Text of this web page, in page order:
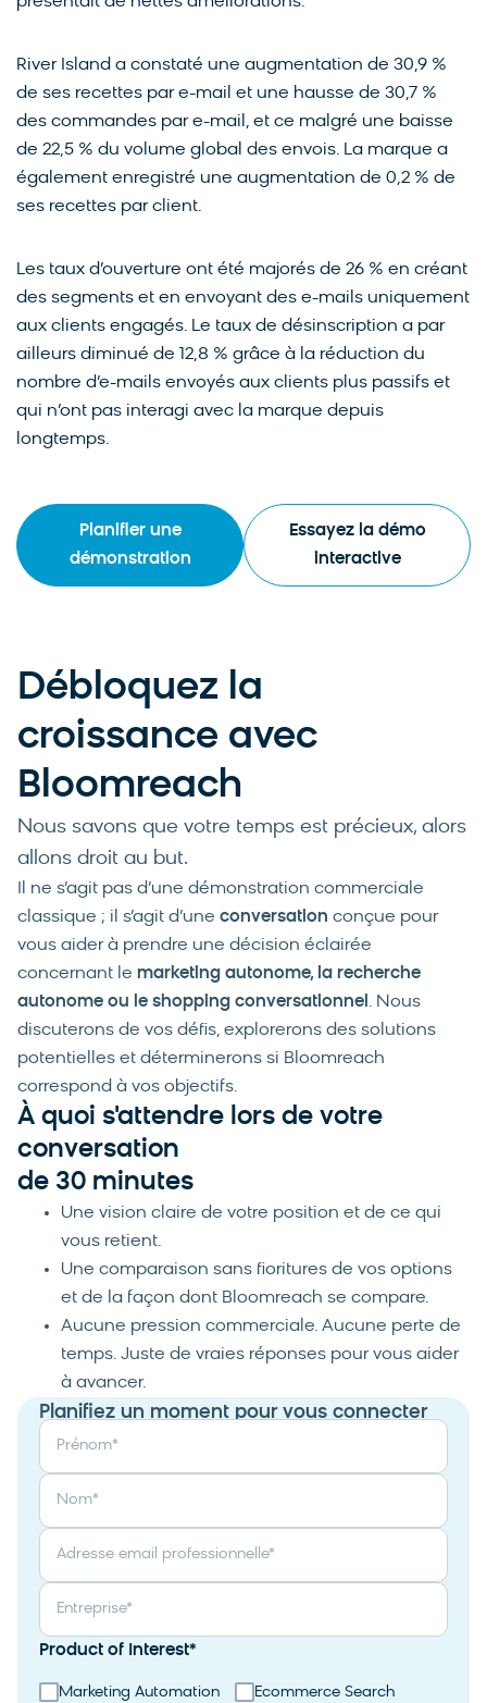
River Island a constaté une augmentation de 30,9 %
de ses recettes par e-mail et une hausse de 30,7 %
des commandes par e-mail, et ce malgré une baisse
de 22,5 % du volume global des envois. La marque a
également enregistré une augmentation de 0,2 % de
ses recettes par client.
Les taux d’ouverture ont été majorés de 26 % en créant
des segments et en envoyant des e-mails uniquement
aux clients engagés. Le taux de désinscription a par
ailleurs diminué de 12,8 % grâce à la réduction du
nombre d’e-mails envoyés aux clients plus passifs et
qui n’ont pas interagi avec la marque depuis
longtemps.
Planifier une
démonstration
Essayez la démo
interactive
Débloquez la
croissance avec
Bloomreach
Nous savons que votre temps est précieux, alors
allons droit au but.
Il ne s’agit pas d’une démonstration commerciale
classique ; il s’agit d’une conversation conçue pour
vous aider à prendre une décision éclairée
concernant le marketing autonome, la recherche
autonome ou le shopping conversationnel. Nous
discuterons de vos défis, explorerons des solutions
potentielles et déterminerons si Bloomreach
correspond à vos objectifs.
À quoi s'attendre lors de votre
conversation
de 30 minutes
Une vision claire de votre position et de ce qui
vous retient.
Une comparaison sans fioritures de vos options
et de la façon dont Bloomreach se compare.
Aucune pression commerciale. Aucune perte de
temps. Juste de vraies réponses pour vous aider
à avancer.
Planifiez un moment pour vous connecter
Prénom*
Nom*
Adresse email professionnelle*
Entreprise*
Product of Interest*
Marketing Automation
Ecommerce Search